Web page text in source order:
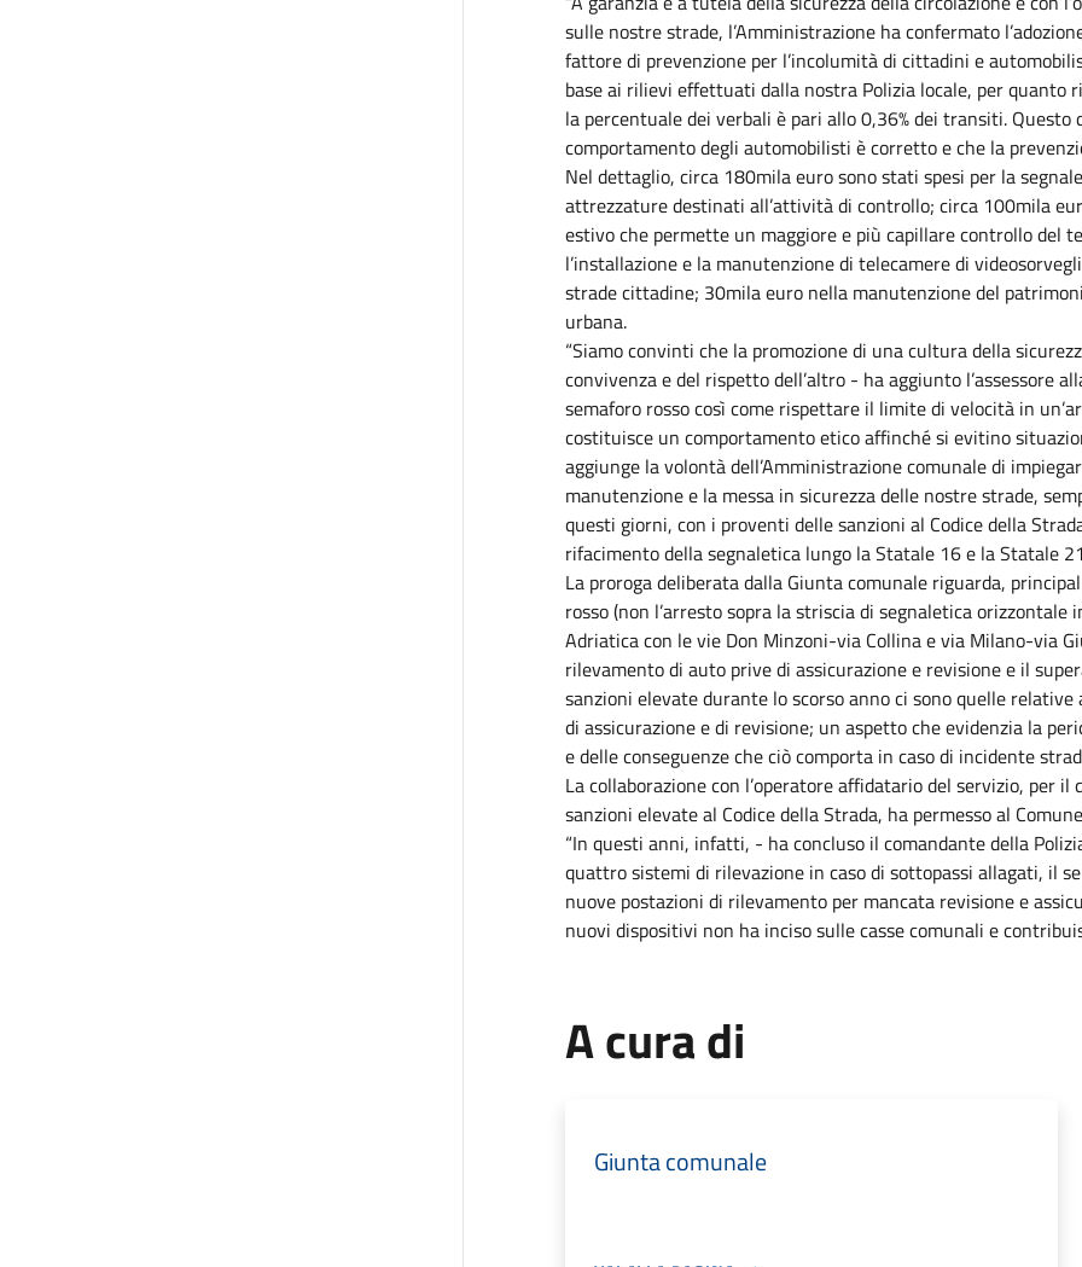
sulle nostre strade, l’Amministrazione ha confermato
fattore di prevenzione per l’incolumità di cittadini e
base ai rilievi effettuati dalla nostra Polizia locale, per quanto
la percentuale dei verbali è pari allo 0,36% dei transiti.
comportamento degli automobilisti è corretto e che la
Nel dettaglio, circa 180mila euro sono stati spesi per la
attrezzature destinati all’attività di controllo; circa 100mila
estivo che permette un maggiore e più capillare controllo del
l’installazione e la manutenzione di telecamere di
strade cittadine; 30mila euro nella manutenzione del
urbana.
“Siamo convinti che la promozione di una cultura della
convivenza e del rispetto dell’altro - ha aggiunto l’assessore
semaforo rosso così come rispettare il limite di velocità in
costituisce un comportamento etico affinché si evitino
aggiunge la volontà dell’Amministrazione comunale di
manutenzione e la messa in sicurezza delle nostre strade,
questi giorni, con i proventi delle sanzioni al Codice della
rifacimento della segnaletica lungo la Statale 16 e la Statale
La proroga deliberata dalla Giunta comunale riguarda,
rosso (non l’arresto sopra la striscia di segnaletica
Adriatica con le vie Don Minzoni-via Collina e via Milano-via
rilevamento di auto prive di assicurazione e revisione e il
sanzioni elevate durante lo scorso anno ci sono quelle
di assicurazione e di revisione; un aspetto che evidenzia la
e delle conseguenze che ciò comporta in caso di incidente
La collaborazione con l’operatore affidatario del servizio, per
sanzioni elevate al Codice della Strada, ha permesso al
“In questi anni, infatti, - ha concluso il comandante della
quattro sistemi di rilevazione in caso di sottopassi allagati, il
nuove postazioni di rilevamento per mancata revisione e
nuovi dispositivi non ha inciso sulle casse comunali e
A cura di
Giunta comunale